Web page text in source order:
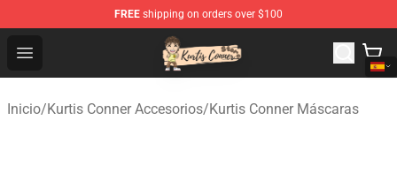
FREE shipping on orders over $100
Open menu
Kurtis Conner Store - Official Kurtis Conner Merchandise
Inicio/Kurtis Conner Accesorios/Kurtis Conner Máscaras